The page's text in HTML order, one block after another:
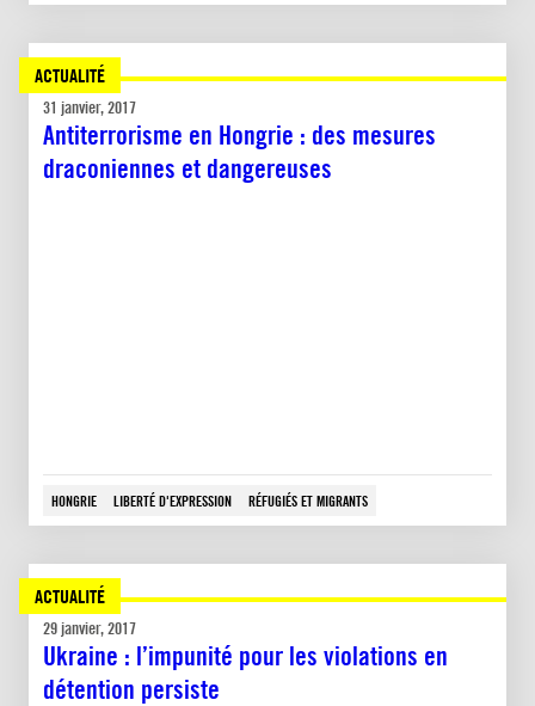
ACTUALITÉ
31 janvier, 2017
Antiterrorisme en Hongrie : des mesures
draconiennes et dangereuses
HONGRIE LIBERTÉ D'EXPRESSION RÉFUGIÉS ET MIGRANTS
ACTUALITÉ
29 janvier, 2017
Ukraine : l’impunité pour les violations en
détention persiste